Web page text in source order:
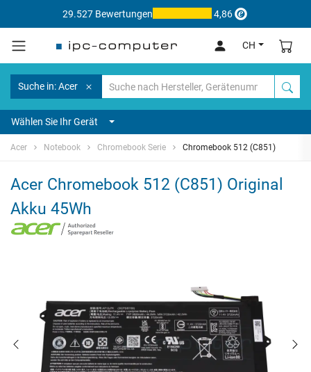
29.527 Bewertungen 4,86
CH
Suche in: Acer
Wählen Sie Ihr Gerät
Acer Notebook Chromebook Serie Chromebook 512 (C851)
Acer Chromebook 512 (C851) Original
Akku 45Wh